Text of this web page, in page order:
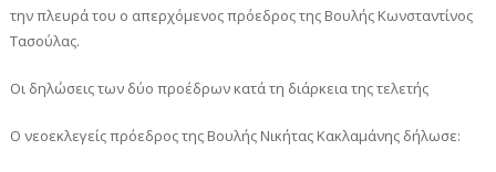
την πλευρά του ο απερχόμενος πρόεδρος της Βουλής Κωνσταντίνος
Τασούλας.
Οι δηλώσεις των δύο προέδρων κατά τη διάρκεια της τελετής
Ο νεοεκλεγείς πρόεδρος της Βουλής Νικήτας Κακλαμάνης δήλωσε: